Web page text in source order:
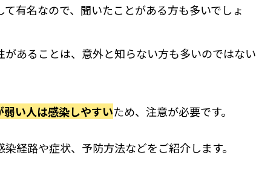
有名なので、聞いたことがある方も多いでしょ
あることは、意外と知らない方も多いのではない
い人は感染しやすいため、注意が必要です。
経路や症状、予防方法などをご紹介します。